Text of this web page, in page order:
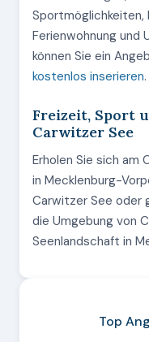
Sportmöglichkeiten,
Ferienwohnung und
können Sie ein
kostenlos inserieren.
Freizeit, Sport
Carwitzer See
Erholen Sie sich am
in Mecklenburg-
Carwitzer See oder
die Umgebung von
Seenlandschaft in
Top